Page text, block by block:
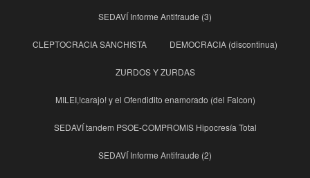
SEDAVÍ Informe Antifraude (3)
CLEPTOCRACIA SANCHISTA DEMOCRACIA (discontinua)
ZURDOS Y ZURDAS
MILEI,!carajo! y el Ofendidito enamorado (del Falcon)
SEDAVÍ tandem PSOE-COMPROMIS Hipocresía Total
SEDAVÍ Informe Antifraude (2)